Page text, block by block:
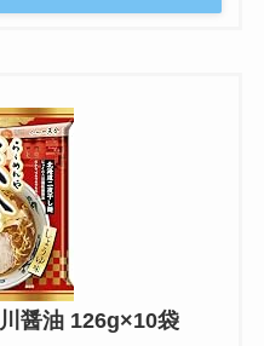
醤油 126g×10袋